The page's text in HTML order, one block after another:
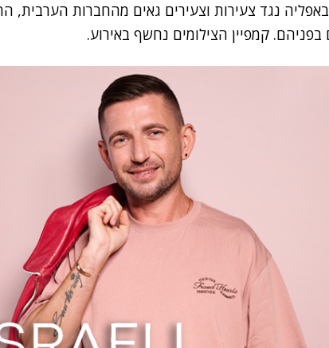
באפליה נגד צעירות וצעירים גאים מהחברות הערבית,
קמפיין הצילומים נחשף באירוע.